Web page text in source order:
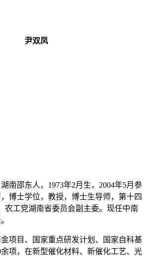
尹双凤
南邵东人，1973年2月生，2004年5月参
博士学位，教授，博士生导师，第十四
农工党湖南省委员会副主委。现任中南
项目、国家重点研发计划、国家自科基
项，在新型催化材料、新催化工艺、光